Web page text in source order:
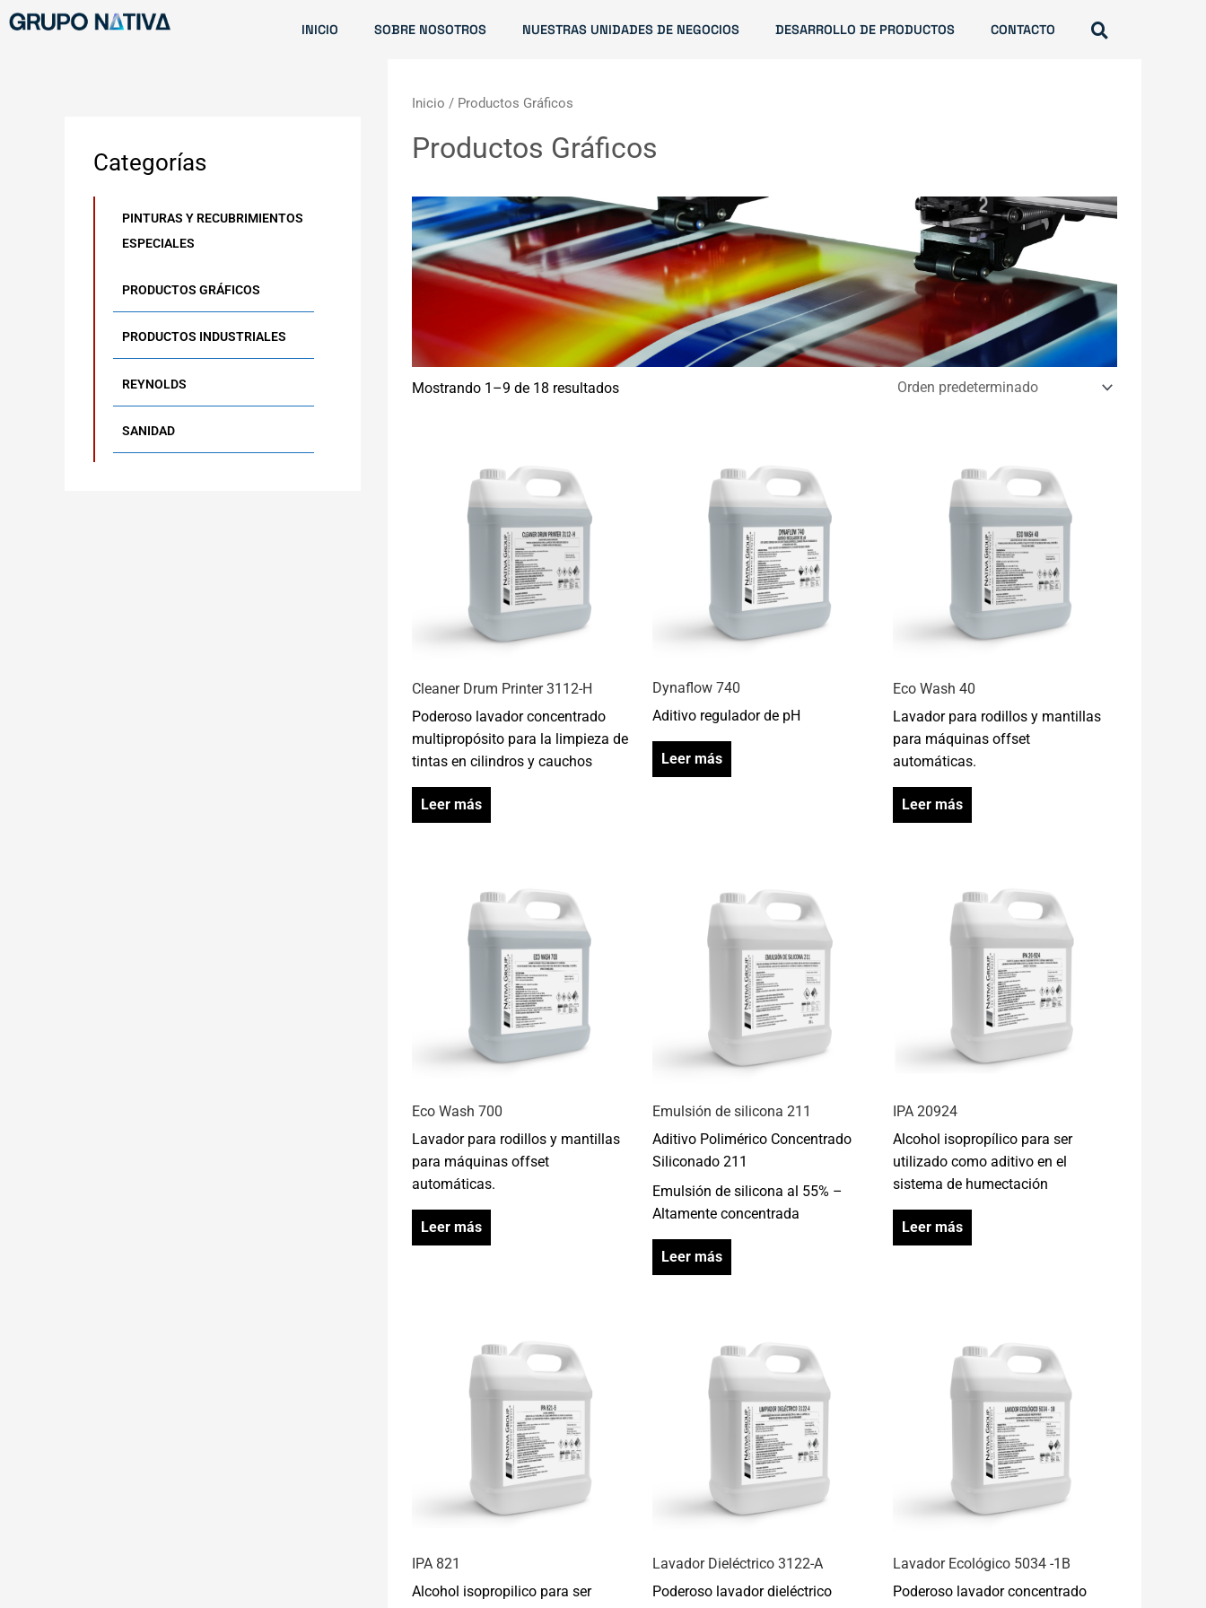
al
INICIO SOBRE NOSOTROS NUESTRAS UNIDADES DE NEGOCIOS DESARROLLO DE PRODUCTOS CONTACTO
Categorías
PINTURAS Y RECUBRIMIENTOS
ESPECIALES
PRODUCTOS GRÁFICOS
PRODUCTOS INDUSTRIALES
REYNOLDS
SANIDAD
Inicio / Productos Gráficos
Productos Gráficos
Mostrando 1–9 de 18 resultados
Cleaner Drum Printer 3112-H
Poderoso lavador concentrado
multipropósito para la limpieza de
tintas en cilindros y cauchos
Leer más
Dynaflow 740
Aditivo regulador de pH
Leer más
Eco Wash 40
Lavador para rodillos y mantillas
para máquinas offset
automáticas.
Leer más
Eco Wash 700
Lavador para rodillos y mantillas
para máquinas offset
automáticas.
Leer más
Emulsión de silicona 211
Aditivo Polimérico Concentrado
Siliconado 211
Emulsión de silicona al 55% –
Altamente concentrada
Leer más
IPA 20924
Alcohol isopropílico para ser
utilizado como aditivo en el
sistema de humectación
Leer más
IPA 821
Alcohol isopropilico para ser
Lavador Dieléctrico 3122-A
Poderoso lavador dieléctrico
Lavador Ecológico 5034 -1B
Poderoso lavador concentrado